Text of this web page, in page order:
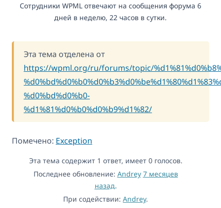
Сотрудники WPML отвечают на сообщения форума 6
дней в неделю, 22 часов в сутки.
Эта тема отделена от
https://wpml.org/ru/forums/topic/
%d0%bd%d0%b0-
%d1%81%d0%b0%d0%b9%d1%82/
Помечено: Exception
Эта тема содержит 1 ответ, имеет 0 голосов.
Последнее обновление: Andrey 7 месяцев
назад.
При содействии: Andrey.